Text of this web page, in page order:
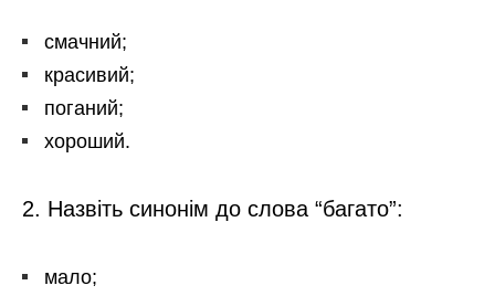
смачний;
красивий;
поганий;
хороший.
2. Назвіть синонім до слова “багато”:
мало;